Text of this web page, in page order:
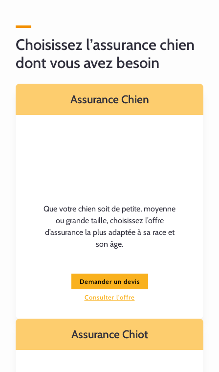
Choisissez l’assurance chien
dont vous avez besoin
Assurance Chien
Que votre chien soit de petite, moyenne
ou grande taille, choisissez l’offre
d’assurance la plus adaptée à sa race et
son âge.
Demander un devis
Consulter l'offre
Assurance Chiot